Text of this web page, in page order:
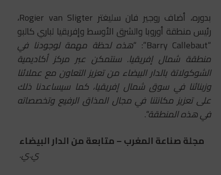
بدوره، أضاف روجير فان سليغتر Rogier van Sligter،
رئيس منطقة أوروبا والشرق الأوسط وإفريقيا لباري كالبو
“Barry Callebaut”: “
هذه لحظة مهمة لوجودنا في
منطقة شمال إفريقيا. سنتمكن عبر مركز أكاديمية
الشوكولاتة بالدار البيضاء من تعزيز التعاون مع عملائنا
وزبنائنا في سوق شمال إفريقيا، كما سيساعدنا ذلك
على تعزيز مكانتنا في مجال المذاق الرفيع وتخصصاته
في هذه المنطقة“.
مجلة صناعة المغرب – متابعة من الدار البيضاء
ي.ي.